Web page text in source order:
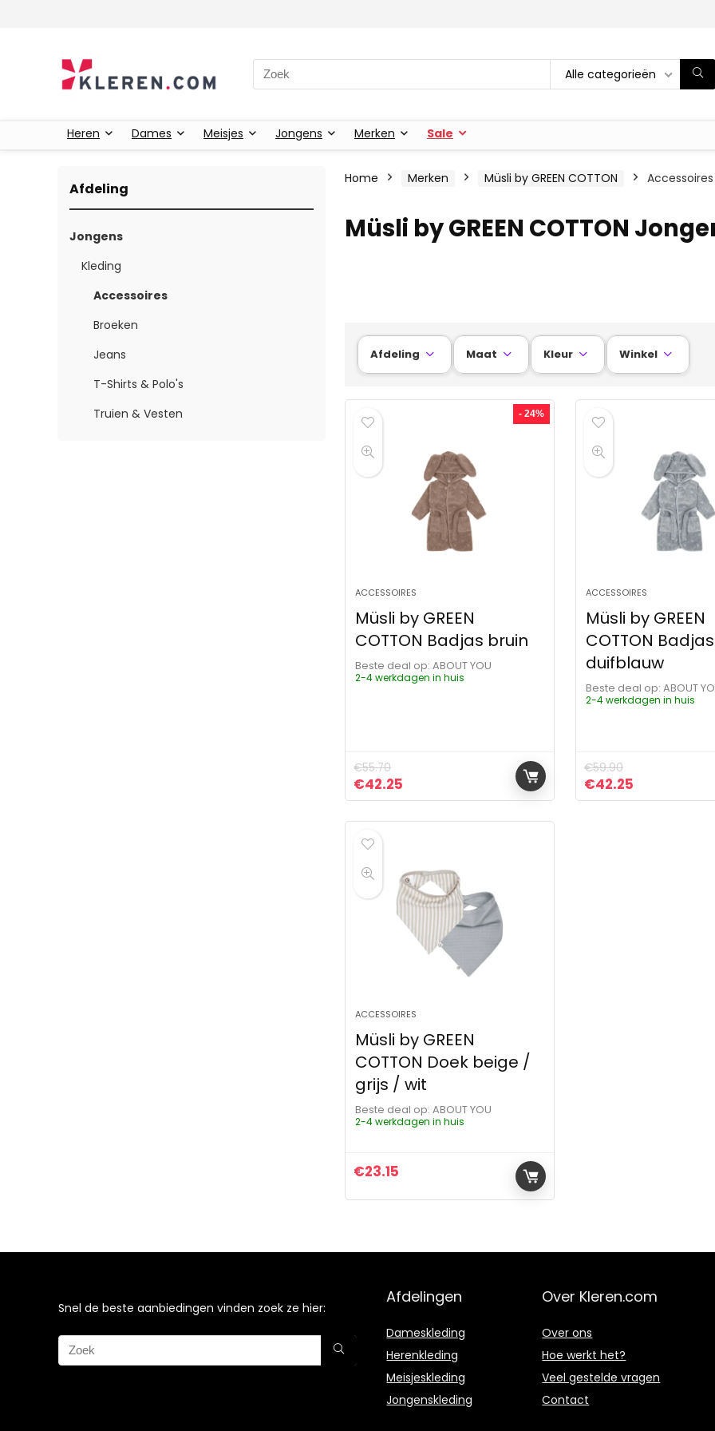
Zoeken naar: Alle categorieën
Heren Dames Meisjes Jongens Merken Sale
Afdeling
Jongens
Kleding
Accessoires
Broeken
Jeans
T-Shirts & Polo's
Truien & Vesten
Home Merken Müsli by GREEN COTTON Accessoires
Müsli by GREEN COTTON
Afdeling  Maat  Kleur  Winkel 
- 24%
ACCESSOIRES
Müsli by GREEN
COTTON Badjas bruin
Beste deal op:
ABOUT YOU
2-4 werkdagen in huis
€55.70
Oorspronkelijke prijs was: €55.70.
€42.25 Huidige prijs is: €42.25.
ACCESSOIRES
Müsli by GREEN
COTTON Badjas
duifblauw
Beste deal op:
ABOUT
2-4 werkdagen in huis
€59.90
Oorspronkelijke
€42.25Huidige
ACCESSOIRES
Müsli by GREEN
COTTON Doek beige /
grijs / wit
Beste deal op:
ABOUT YOU
2-4 werkdagen in huis
€23.15
Snel de beste aanbiedingen vinden zoek ze hier:
Afdelingen
Dameskleding
Herenkleding
Meisjeskleding
Jongenskleding
Over Kleren.com
Over ons
Hoe werkt het?
Veel gestelde vragen
Contact